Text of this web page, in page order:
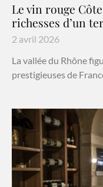
Le vin rouge
richesses d’un
2 avril 2026
La vallée du Rhône
prestigieuses de